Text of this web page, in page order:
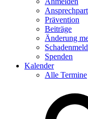
Prävention
Beiträge
Änderung
Spenden
Kalender
Alle Termine